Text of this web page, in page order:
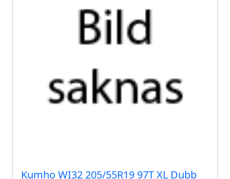
Kumho WI32 205/55R19 97T XL Dubb